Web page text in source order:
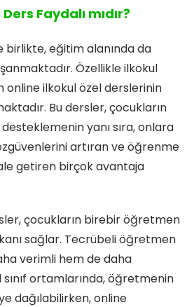
Faydalı mıdır?
birlikte, eğitim alanında da
Özellikle ilkokul
online ilkokul özel derslerinin
Bu dersler, çocukların
yanı sıra, onlara
artıran ve öğrenme
getiren birçok avantaja
çocukların birebir öğretmen
sağlar. Tecrübeli öğretmen
verimli hem de daha
sınıf ortamlarında, öğretmenin
dağılabilirken, online